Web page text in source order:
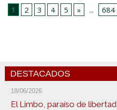
1
2 3 4 5 » ... 684
DESTACADOS
18/06/2026
El Limbo, paraíso de libertad